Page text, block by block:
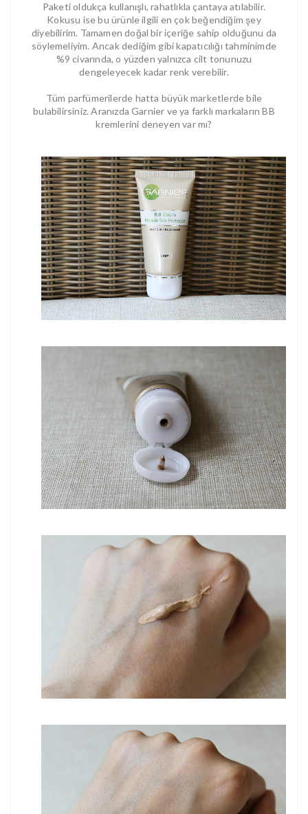
Paketi oldukça kullanışlı, rahatlıkla çantaya atılabilir.
Kokusu ise bu ürünle ilgili en çok beğendiğim şey
diyebilirim. Tamamen doğal bir içeriğe sahip olduğunu da
söylemeliyim. Ancak dediğim gibi kapatıcılığı tahminimde
%9 civarında, o yüzden yalnızca cilt tonunuzu
dengeleyecek kadar renk verebilir.
Tüm parfümerilerde hatta büyük marketlerde bile
bulabilirsiniz. Aranızda Garnier ve ya farklı markaların BB
kremlerini deneyen var mı?